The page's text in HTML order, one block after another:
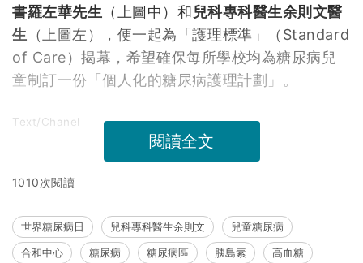
書羅左華先生 （上圖中）和兒科專科醫生余則文醫
生 （上圖左），便一起為「護理標準」（Standard
of Care）揭幕，希望確保每所學校均為糖尿病兒
童制訂一份「個人化的糖尿病護理計劃」。
Text/Chanel
閱讀全文
1010次閱讀
世界糖尿病日 兒科專科醫生余則文
兒童糖尿病
合和中心
糖尿病 糖尿病區 胰島素
高血糖